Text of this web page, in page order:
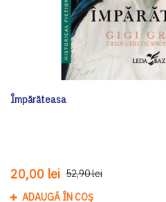
Împărăteasa
20,00 lei 52,90 lei
ADAUGĂ ÎN COȘ